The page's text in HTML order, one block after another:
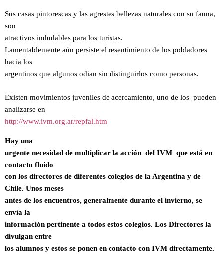
Sus casas pintorescas y las agrestes bellezas naturales con su fauna,
son
atractivos indudables para los turistas.
Lamentablemente aún persiste el resentimiento de los pobladores
hacia los
argentinos que algunos odian sin distinguirlos como personas.
Existen movimientos juveniles de acercamiento, uno de los pueden
analizarse en
http://www.ivm.org.ar/repfal.htm
Hay una
urgente necesidad de multiplicar la acción del IVM que está en
contacto fluido
con los directores de diferentes colegios de la Argentina y de
Chile. Unos meses
antes de los encuentros, generalmente durante el invierno, se
envía la
información pertinente a todos estos colegios. Los Directores la
divulgan entre
los alumnos y estos se ponen en contacto con IVM directamente.